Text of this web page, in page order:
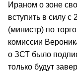
Ираном о зоне
вступить в силу с
(министр) по
комиссии
о ЗСТ было
только будут